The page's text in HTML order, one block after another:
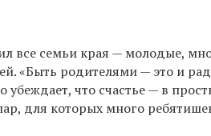
все семьи края — молодые,
«Быть родителями — это и
убеждает, что счастье — в
для которых много